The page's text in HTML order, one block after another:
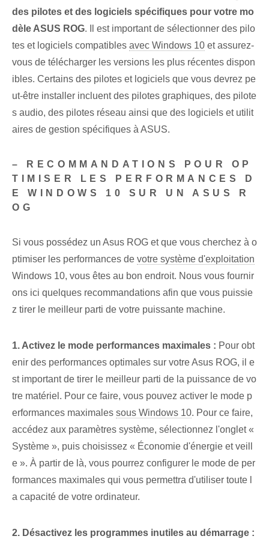
des pilotes et des logiciels spécifiques pour votre mo
dèle ASUS ROG. Il est important de sélectionner des pilo
tes et logiciels compatibles avec Windows 10 et assurez-
vous de télécharger les versions les plus récentes dispon
ibles. Certains des pilotes et logiciels que vous devrez pe
ut-être installer incluent des pilotes graphiques, des pilote
s audio, des pilotes réseau ainsi que des logiciels et utilit
aires de gestion spécifiques à ASUS.
– RECOMMANDATIONS POUR OP
TIMISER LES PERFORMANCES D
E WINDOWS 10 SUR UN ASUS R
OG
Si vous possédez un Asus ROG et que vous cherchez à o
ptimiser les performances de votre système d'exploitation
Windows 10, vous êtes au bon endroit. Nous vous fournir
ons ici quelques recommandations afin que vous puissie
z tirer le meilleur parti de votre puissante machine.
1. Activez le mode performances maximales : Pour obt
enir des performances optimales sur votre Asus ROG, il e
st important de tirer le meilleur parti de la puissance de vo
tre matériel. Pour ce faire, vous pouvez activer le mode p
erformances maximales sous Windows 10. Pour ce faire,
accédez aux paramètres système, sélectionnez l'onglet «
Système », puis choisissez « Économie d'énergie et veill
e ». À partir de là, vous pourrez configurer le mode de per
formances maximales qui vous permettra d'utiliser toute l
a capacité de votre ordinateur.
2. Désactivez les programmes inutiles au démarrage :